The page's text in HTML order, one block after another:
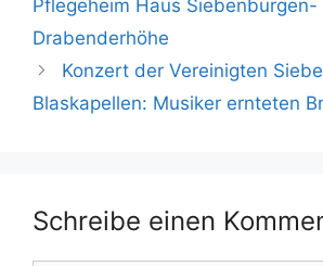
Pflegeheim Haus Siebenbürgen-
Drabenderhöhe
Konzert der Vereinigten
Blaskapellen: Musiker ernteten
Schreibe einen